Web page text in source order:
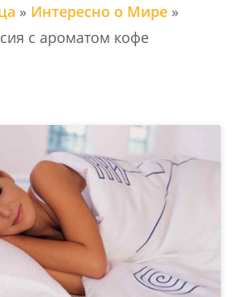
» Интересно о Мире »
с ароматом кофе